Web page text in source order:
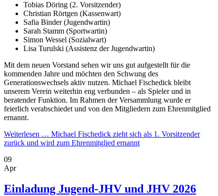
Tobias Döring (2. Vorsitzender)
Christian Rörtgen (Kassenwart)
Safia Binder (Jugendwartin)
Sarah Stamm (Sportwartin)
Simon Wessel (Sozialwart)
Lisa Turulski (Assistenz der Jugendwartin)
Mit dem neuen Vorstand sehen wir uns gut aufgestellt für die
kommenden Jahre und möchten den Schwung des
Generationswechsels aktiv nutzen. Michael Fischedick bleibt
unserem Verein weiterhin eng verbunden – als Spieler und in
beratender Funktion. Im Rahmen der Versammlung wurde er
feierlich verabschiedet und von den Mitgliedern zum Ehrenmitglied
ernannt.
Weiterlesen … Michael Fischedick zieht sich als 1. Vorsitzender
zurück und wird zum Ehrenmitglied ernannt
09
Apr
Einladung Jugend-JHV und JHV 2026